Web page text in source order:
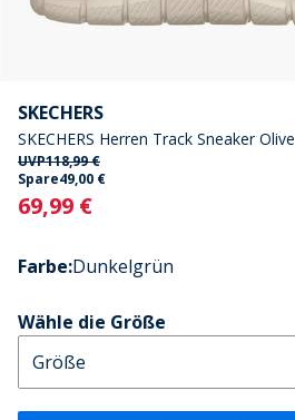
SKECHERS
SKECHERS Herren Track Sneaker Olive
UVP118,99 €
Spare49,00 €
Current
69,99 €
Farbe:Dunkelgrün
Wähle die Größe